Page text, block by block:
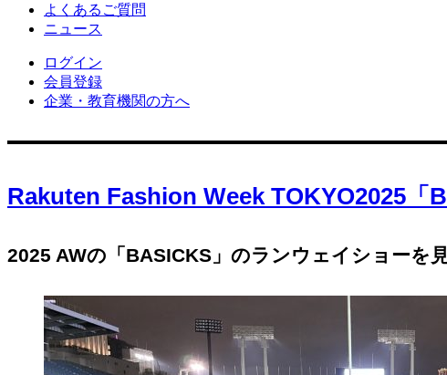
よくあるご質問
ニュース
ログイン
会員登録
企業・教育機関の方へ
Rakuten Fashion Week TOKYO2025「
2025 AWの「BASICKS」のランウェイショーを